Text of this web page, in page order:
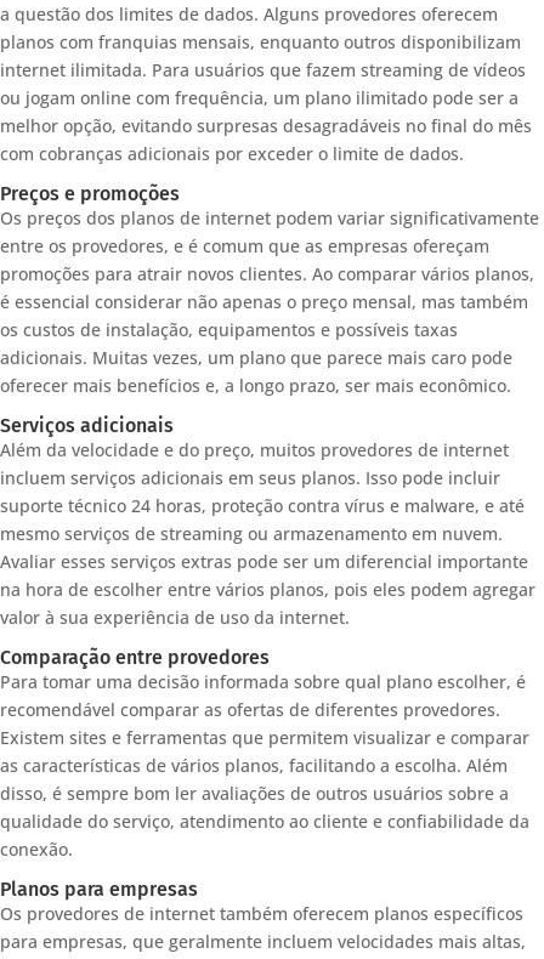
a questão dos limites de dados. Alguns provedores oferecem
planos com franquias mensais, enquanto outros disponibilizam
internet ilimitada. Para usuários que fazem streaming de vídeos
ou jogam online com frequência, um plano ilimitado pode ser a
melhor opção, evitando surpresas desagradáveis no final do mês
com cobranças adicionais por exceder o limite de dados.
Preços e promoções
Os preços dos planos de internet podem variar significativamente
entre os provedores, e é comum que as empresas ofereçam
promoções para atrair novos clientes. Ao comparar vários planos,
é essencial considerar não apenas o preço mensal, mas também
os custos de instalação, equipamentos e possíveis taxas
adicionais. Muitas vezes, um plano que parece mais caro pode
oferecer mais benefícios e, a longo prazo, ser mais econômico.
Serviços adicionais
Além da velocidade e do preço, muitos provedores de internet
incluem serviços adicionais em seus planos. Isso pode incluir
suporte técnico 24 horas, proteção contra vírus e malware, e até
mesmo serviços de streaming ou armazenamento em nuvem.
Avaliar esses serviços extras pode ser um diferencial importante
na hora de escolher entre vários planos, pois eles podem agregar
valor à sua experiência de uso da internet.
Comparação entre provedores
Para tomar uma decisão informada sobre qual plano escolher, é
recomendável comparar as ofertas de diferentes provedores.
Existem sites e ferramentas que permitem visualizar e comparar
as características de vários planos, facilitando a escolha. Além
disso, é sempre bom ler avaliações de outros usuários sobre a
qualidade do serviço, atendimento ao cliente e confiabilidade da
conexão.
Planos para empresas
Os provedores de internet também oferecem planos específicos
para empresas, que geralmente incluem velocidades mais altas,